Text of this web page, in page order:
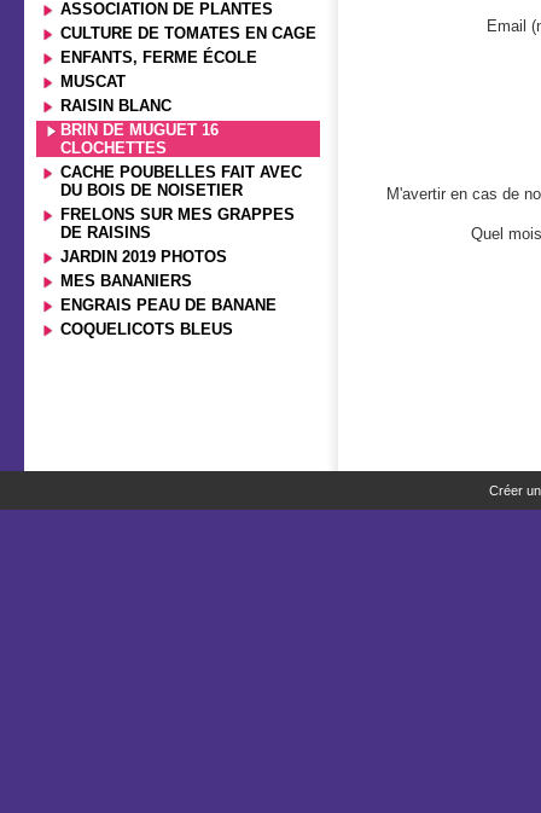
ASSOCIATION DE PLANTES
CULTURE DE TOMATES EN CAGE
ENFANTS, FERME ÉCOLE
MUSCAT
RAISIN BLANC
BRIN DE MUGUET 16
CLOCHETTES
CACHE POUBELLES FAIT AVEC
DU BOIS DE NOISETIER
FRELONS SUR MES GRAPPES
DE RAISINS
JARDIN 2019 PHOTOS
MES BANANIERS
ENGRAIS PEAU DE BANANE
COQUELICOTS BLEUS
Email
M'avertir en cas de
Quel
Créer